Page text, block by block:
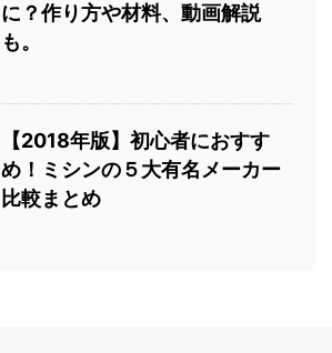
に？作り方や材料、動画解説
も。
【2018年版】初心者におすす
め！ミシンの５大有名メーカー
比較まとめ